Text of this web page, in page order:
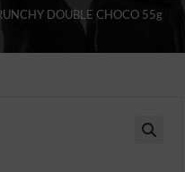
DOUBLE CHOCO 55g